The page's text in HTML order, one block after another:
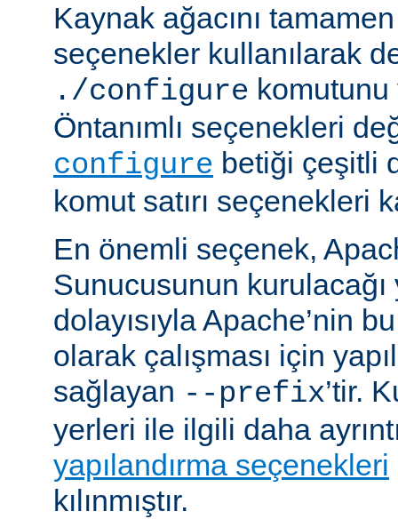
Kaynak ağacını tamamen
seçenekler kullanılarak
./configure
Öntanımlı seçenekleri
configure betiği çeşitli
komut satırı seçenekleri
En önemli seçenek,
Sunucusunun
dolayısıyla Apache’nin
olarak çalışması için
sağlayan --prefix’tir.
yerleri ile ilgili daha
yapılandırma seçenekleri
kılınmıştır.